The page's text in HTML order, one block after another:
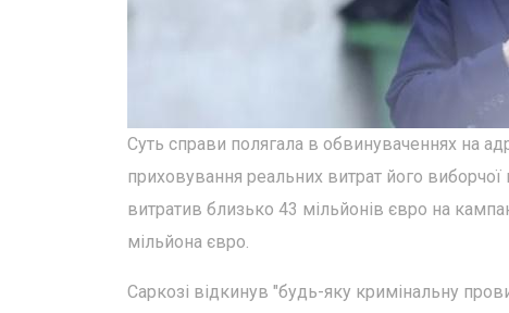
Суть справи полягала в обвинуваченнях на
приховування реальних витрат його
витратив близько 43 мільйонів євро на
мільйона євро.
Саркозі відкинув "будь-яку кримінальну